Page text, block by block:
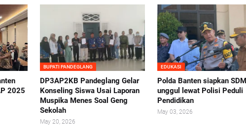
2025
BUPATI PANDEGLANG
DP3AP2KB Pandeglang Gelar
Konseling Siswa Usai Laporan
Muspika Menes Soal Geng
Sekolah
May 20, 2026
EDUKASI
Polda Banten siapkan SDM
unggul lewat Polisi Peduli
Pendidikan
May 03, 2026